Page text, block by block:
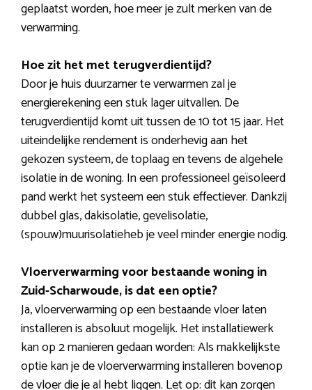
geplaatst worden, hoe meer je zult merken van de
verwarming.
Hoe zit het met terugverdientijd?
Door je huis duurzamer te verwarmen zal je
energierekening een stuk lager uitvallen. De
terugverdientijd komt uit tussen de 10 tot 15 jaar. Het
uiteindelijke rendement is onderhevig aan het
gekozen systeem, de toplaag en tevens de algehele
isolatie in de woning. In een professioneel geïsoleerd
pand werkt het systeem een stuk effectiever. Dankzij
dubbel glas, dakisolatie, gevelisolatie,
(spouw)muurisolatieheb je veel minder energie nodig.
Vloerverwarming voor bestaande woning in
Zuid-Scharwoude, is dat een optie?
Ja, vloerverwarming op een bestaande vloer laten
installeren is absoluut mogelijk. Het installatiewerk
kan op 2 manieren gedaan worden: Als makkelijkste
optie kan je de vloerverwarming installeren bovenop
de vloer die je al hebt liggen. Let op: dit kan zorgen